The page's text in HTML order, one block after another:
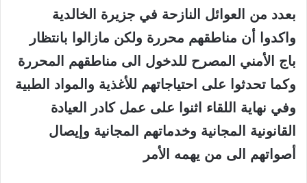
بعدد من العوائل النازحة في جزيرة الخالدية
واكدوا أن مناطقهم محررة ولكن مازالوا بانتظار
باج الأمني المصرح للدخول الى مناطقهم المحررة
وكما تحدثوا على احتياجاتهم للأغذية والمواد الطبية
وفي نهاية اللقاء اثنوا على عمل كادر العيادة
القانونية المجانية وخدماتهم المجانية وإيصال
أصواتهم الى من يهمه الأمر